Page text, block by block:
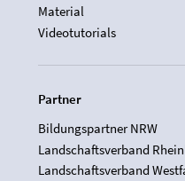
Material
Videotutorials
Partner
Bildungspartner NRW
Landschaftsverband
Landschaftsverband